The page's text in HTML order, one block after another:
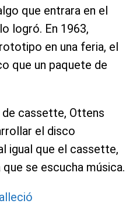
que entrara en el
logró. En 1963,
en una feria, el
que un paquete de
cassette, Ottens
el disco
igual que el cassette,
se escucha música.